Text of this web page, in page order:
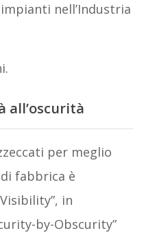
nell’Industria
all’oscurità
per meglio
fabbrica è
in
by-Obscurity”